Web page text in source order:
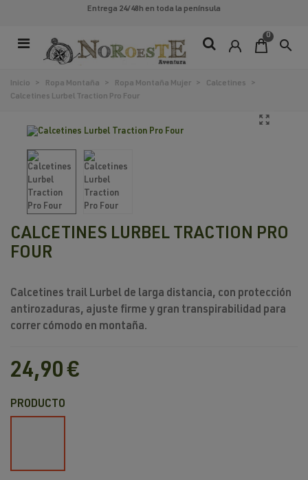
Entrega 24/48h en toda la península
0
search
Inicio > Ropa Montaña > Ropa Montaña Mujer > Calcetines
>
Calcetines Lurbel Traction Pro Four
CALCETINES LURBEL TRACTION PRO
FOUR
Calcetines trail Lurbel de larga distancia, con protección
antirozaduras, ajuste firme y gran transpirabilidad para
correr cómodo en montaña.
24,90 €
PRODUCTO